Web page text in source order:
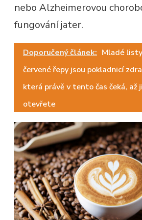
nebo Alzheimerovou
fungování jater.
Doporučený článek: Mladé listy
červené řepy jsou pokladnicí
která právě v tento čas čeká, až ji
otevřete